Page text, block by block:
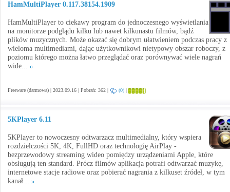
HamMultiPlayer 0.117.38154.1909
HamMultiPlayer to ciekawy program do jednoczesnego wyświetlania
na monitorze podglądu kilku lub nawet kilkunastu filmów, bądź
plików muzycznych. Może okazać się dobrym ułatwieniem podczas pracy z
wieloma multimediami, dając użytkownikowi nietypowy obszar roboczy, z
poziomu którego można łatwo przeglądać oraz porównywać wiele nagrań
wide...
Freeware (darmowa) | 2023.09.16 | Pobrań: 362 | (0) |
5KPlayer 6.11
5KPlayer to nowoczesny odtwarzacz multimedialny, który wspiera
rozdzielczości 5K, 4K, FullHD oraz technologię AirPlay -
bezprzewodowy streaming wideo pomiędzy urządzeniami Apple, które
obsługują ten standard. Prócz filmów aplikacja potrafi odtwarzać muzykę,
internetowe stacje radiowe oraz pobierać nagrania z kilkuset źródeł, w tym
kanał...